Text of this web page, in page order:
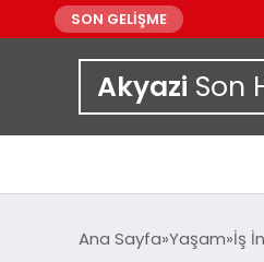
SON GELİŞME
Akyazi Son
Ana Sayfa Yaşam İş